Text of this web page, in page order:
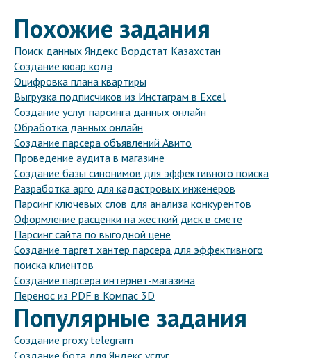
Похожие задания
Поиск данных Яндекс Вордстат Казахстан
Создание кюар кода
Оцифровка плана квартиры
Выгрузка подписчиков из Инстаграм в Excel
Создание услуг парсинга данных онлайн
Обработка данных онлайн
Создание парсера объявлений Авито
Проведение аудита в магазине
Создание базы синонимов для эффективного поиска
Разработка арго для кадастровых инженеров
Парсинг ключевых слов для анализа конкурентов
Оформление расценки на жесткий диск в смете
Парсинг сайта по выгодной цене
Создание таргет хантер парсера для эффективного
поиска клиентов
Создание парсера интернет-магазина
Перенос из PDF в Компас 3D
Популярные задания
Создание proxy telegram